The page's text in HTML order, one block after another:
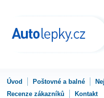
Úvod Poštovné a balné
Recenze zákazníků
Kontakt